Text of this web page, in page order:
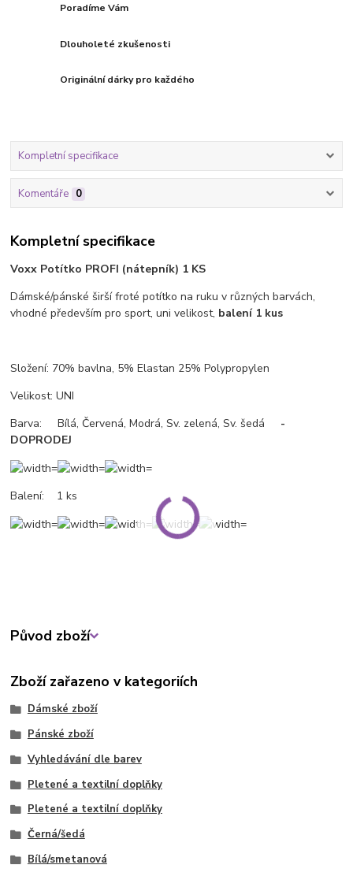
Poradíme Vám
Dlouholeté zkušenosti
Originální dárky pro každého
Kompletní specifikace
Komentáře 0
Kompletní specifikace
Voxx Potítko PROFI (nátepník) 1 KS
Dámské/pánské širší froté potítko na ruku v různých barvách,
vhodné především pro sport, uni velikost, balení 1 kus
Složení: 70% bavlna, 5% Elastan 25% Polypropylen
Velikost: UNI
Barva: Bílá, Červená, Modrá, Sv. zelená, Sv. šedá -
DOPRODEJ
Balení: 1 ks
Původ zboží
Zboží zařazeno v kategoriích
Dámské zboží
Pánské zboží
Vyhledávání dle barev
Pletené a textilní doplňky
Pletené a textilní doplňky
Černá/šedá
Bílá/smetanová